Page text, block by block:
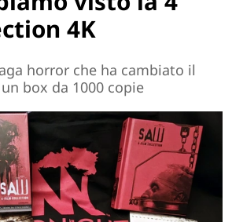
4K
horror che ha cambiato il
box da 1000 copie